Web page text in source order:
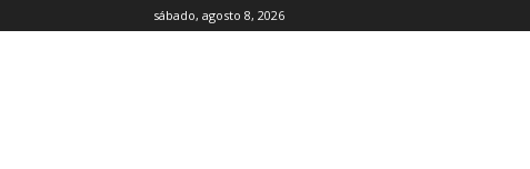
sábado, agosto 8, 2026